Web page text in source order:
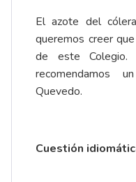
El azote del
queremos creer
de este Colegio.
recomendamos
Quevedo.
Cuestión